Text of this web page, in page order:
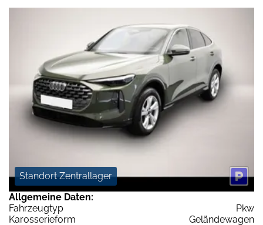
Standort Zentrallager
Allgemeine Daten:
Fahrzeugtyp
Pkw
Karosserieform
Geländewagen